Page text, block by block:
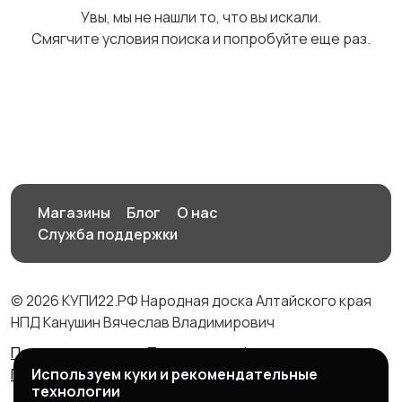
Увы, мы не нашли то, что вы искали.
Смягчите условия поиска и попробуйте еще раз.
Магазины Блог
О нас
Служба поддержки
© 2026 КУПИ22.РФ Народная доска Алтайского края
НПД Канушин Вячеслав Владимирович
Правила сервиса
Политика конфиденциальности
Политика использования cookie
Используем куки и рекомендательные
технологии